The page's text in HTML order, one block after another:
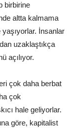
birbirine
altta kalmama
İnsanlar
uzaklaştıkça
açılıyor.
çok daha berbat
çok
hale geliyorlar.
göre, kapitalist